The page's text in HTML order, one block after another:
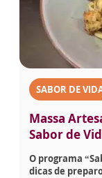
SABOR DE
Massa
Sabor de
O programa
dicas de